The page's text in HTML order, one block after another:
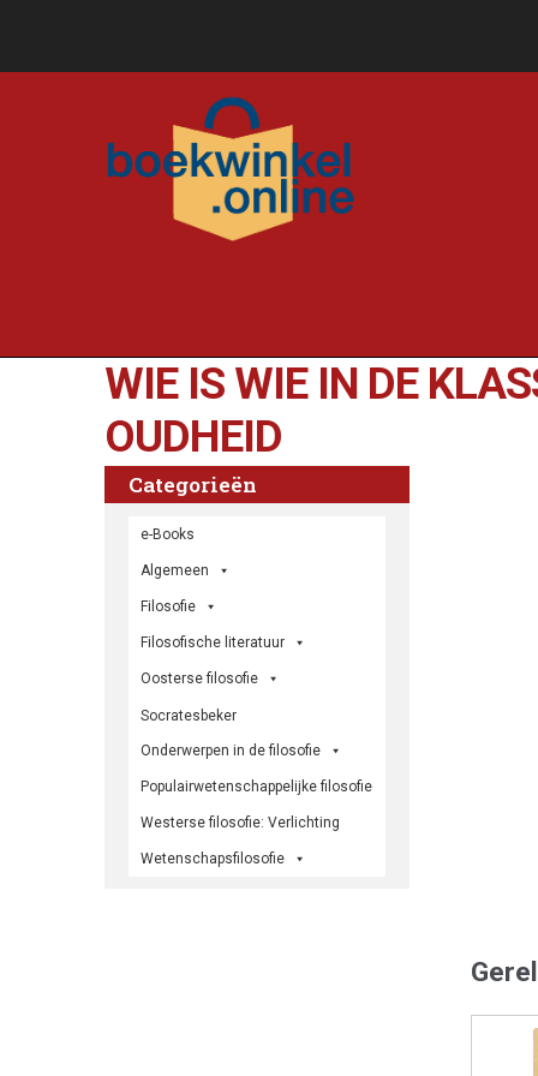
WIE IS WIE IN DE
OUDHEID
Categorieën
e-Books
Algemeen
Filosofie
Filosofische literatuur
Oosterse filosofie
Socratesbeker
Onderwerpen in de filosofie
Populairwetenschappelijke filosofie
Westerse filosofie: Verlichting
Wetenschapsfilosofie